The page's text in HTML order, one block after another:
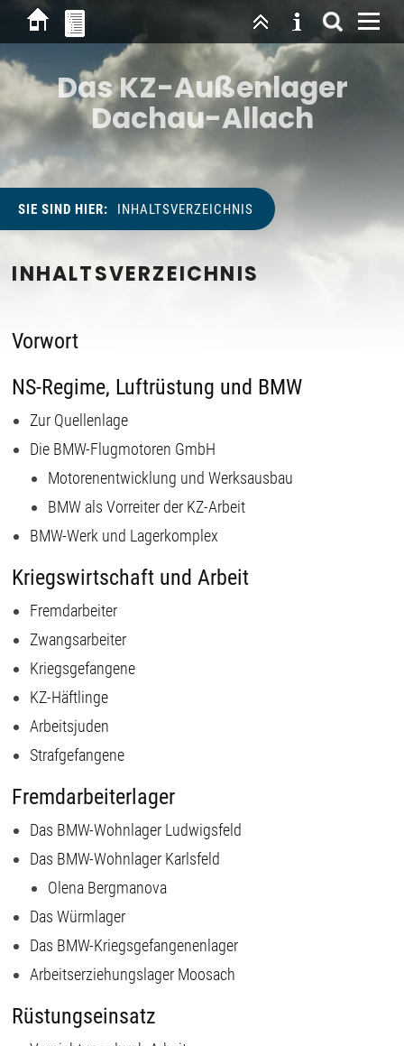
Das KZ-Außenlager
Dachau-Allach
SIE SIND HIER: INHALTSVERZEICHNIS
INHALTSVERZEICHNIS
Vorwort
NS-Regime, Luftrüstung und BMW
Zur Quellenlage
Die BMW-Flugmotoren GmbH
Motorenentwicklung und Werksausbau
BMW als Vorreiter der KZ-Arbeit
BMW-Werk und Lagerkomplex
Kriegswirtschaft und Arbeit
Fremdarbeiter
Zwangsarbeiter
Kriegsgefangene
KZ-Häftlinge
Arbeitsjuden
Strafgefangene
Fremdarbeiterlager
Das BMW-Wohnlager Ludwigsfeld
Das BMW-Wohnlager Karlsfeld
Olena Bergmanova
Das Würmlager
Das BMW-Kriegsgefangenenlager
Arbeitserziehungslager Moosach
Rüstungseinsatz